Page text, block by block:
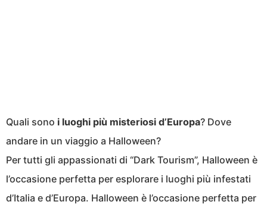
Quali sono i luoghi più misteriosi d’Europa? Dove
andare in un viaggio a Halloween?
Per tutti gli appassionati di “Dark Tourism”, Halloween è
l’occasione perfetta per esplorare i luoghi più infestati
d’Italia e d’Europa. Halloween è l’occasione perfetta per